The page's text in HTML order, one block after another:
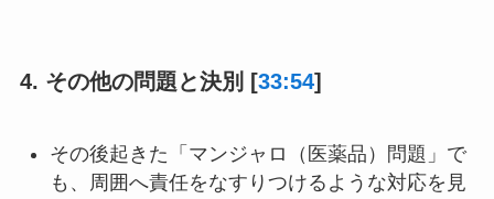
4. その他の問題と決別 [33:54]
その後起きた「マンジャロ（医薬品）問題」で
も、周囲へ責任をなすりつけるような対応を見